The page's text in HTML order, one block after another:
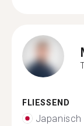
FLIESSEND
Japanisch